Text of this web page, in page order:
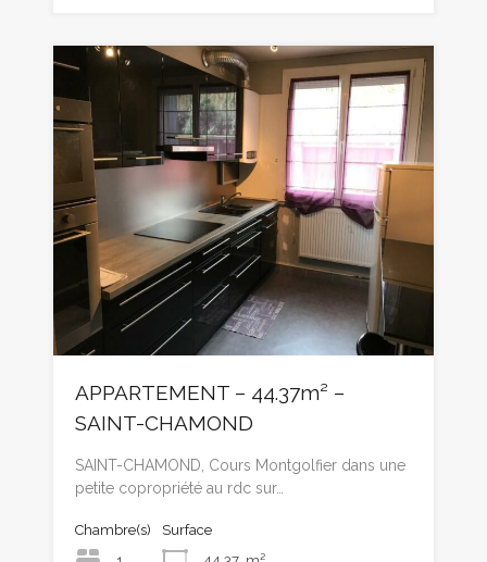
APPARTEMENT – 44.37m² –
SAINT-CHAMOND
SAINT-CHAMOND, Cours Montgolfier dans une
petite copropriété au rdc sur…
Chambre(s)
Surface